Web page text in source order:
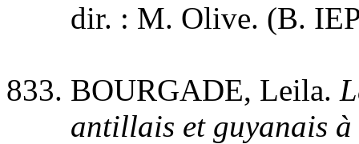
dir. : M. Olive. (B.
BOURGADE, Leila.
antillais et guyanais